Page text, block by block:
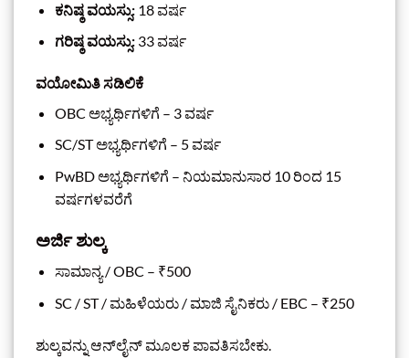
ಕನಿಷ್ಠ ವಯಸ್ಸು:18 ವರ್ಷ
ಗರಿಷ್ಠ ವಯಸ್ಸು:33 ವರ್ಷ
ವಯೋಮಿತಿ ಸಡಿಲಿಕೆ
OBC ಅಭ್ಯರ್ಥಿಗಳಿಗೆ – 3 ವರ್ಷ
SC/ST ಅಭ್ಯರ್ಥಿಗಳಿಗೆ – 5 ವರ್ಷ
PwBD ಅಭ್ಯರ್ಥಿಗಳಿಗೆ – ನಿಯಮಾನುಸಾರ 10 ರಿಂದ 15
ವರ್ಷಗಳವರೆಗೆ
ಅರ್ಜಿ ಶುಲ್ಕ
ಸಾಮಾನ್ಯ / OBC – ₹500
SC / ST / ಮಹಿಳೆಯರು / ಮಾಜಿ ಸೈನಿಕರು / EBC – ₹250
ಶುಲ್ಕವನ್ನು ಆನ್‌ಲೈನ್ ಮೂಲಕ ಪಾವತಿಸಬೇಕು.